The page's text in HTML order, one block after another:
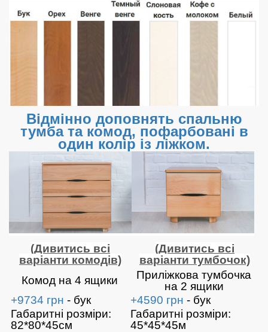
Відмінно доповнять спальню
тумба та комод, пофарбовані в
один колір із ліжком.
(Дивитись всі
варіанти комодів)
(Дивитись всі
варіанти тумбочок)
Комод на 4 ящики
Приліжкова тумбочка
на 2 ящики
+9734 грн - бук +4590 грн - бук
Габаритні розміри:
82*80*45см
Габаритні розміри:
45*45*45м